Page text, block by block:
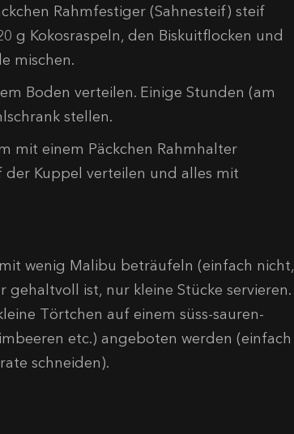
Rahmfestiger (Sahnesteif) steif
g Kokosraspeln, den Biskuitflocken und
mischen.
Boden verteilen. Einige Stunden (am
stellen.
mit einem Päckchen Rahmhalter
der Kuppel verteilen und alles mit
wenig Malibu beträufeln (einfach nicht,
gehaltvoll ist, nur kleine Stücke servieren.
Törtchen auf einem süss-sauren-
etc.) angeboten werden (einfach
schneiden).